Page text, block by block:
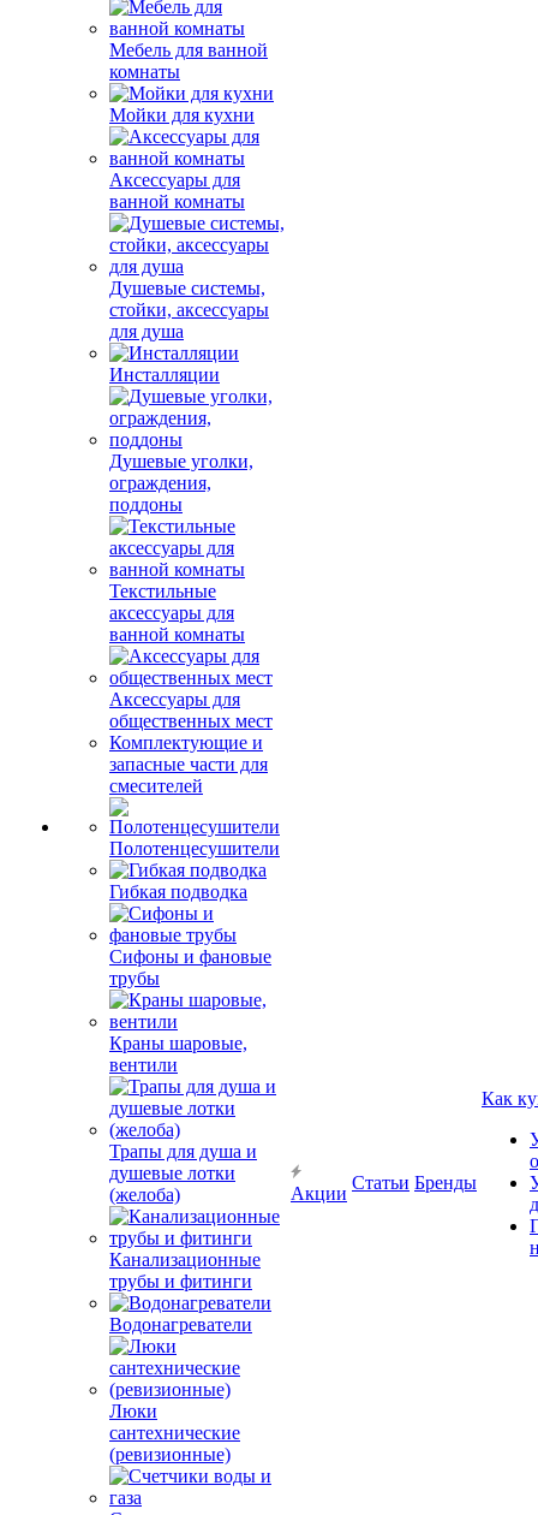
Мебель для ванной
комнаты
Мойки для кухни
Аксессуары для
ванной комнаты
Душевые системы,
стойки, аксессуары
для душа
Инсталляции
Душевые уголки,
ограждения,
поддоны
Текстильные
аксессуары для
ванной комнаты
Аксессуары для
общественных мест
Комплектующие и
запасные части для
смесителей
Полотенцесушители
Гибкая подводка
Сифоны и фановые
трубы
Краны шаровые,
вентили
Трапы для душа и
душевые лотки
(желоба)
Канализационные
трубы и фитинги
Водонагреватели
Люки
сантехнические
(ревизионные)
Акции
Статьи Бренды
Как